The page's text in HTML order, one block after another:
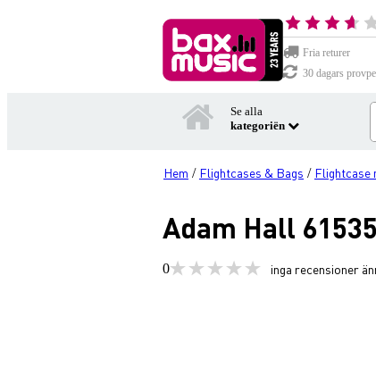
Fria returer
30 dagars
Se alla
kategoriën
Hem / Flightcases & Bags / Flightcase
Adam Hall
0 inga recensioner